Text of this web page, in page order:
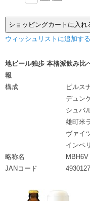
ウィッシュリストに追加す
地ビール独歩 本格派飲み比
報
構成
ピルス
デュン
シュバ
雄町米
ヴァイ
インペ
略称名
MBH6V
JANコード